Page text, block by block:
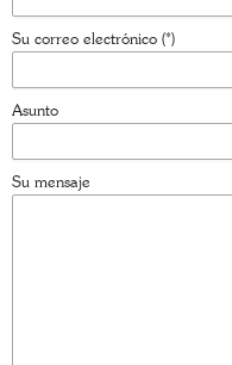
JAVIER BUSTAMANTE 7
CONTACTO